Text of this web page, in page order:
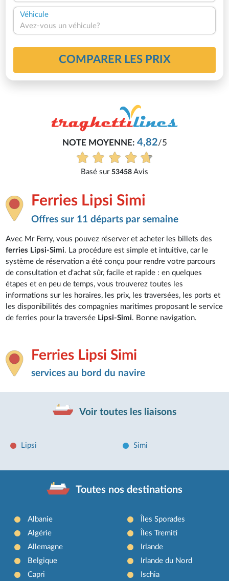
Véhicule
Avez-vous un véhicule?
COMPARER LES PRIX
NOTE MOYENNE:4,82/5
Basé sur 53458 Avis
Ferries Lipsi Simi
Offres sur 11 départs par semaine
Avec Mr Ferry, vous pouvez réserver et acheter les billets des
ferries Lipsi-Simi. La procédure est simple et intuitive, car le
système de réservation a été conçu pour rendre votre parcours
de consultation et d'achat sûr, facile et rapide : en quelques
étapes et en peu de temps, vous trouverez toutes les
informations sur les horaires, les prix, les traversées, les ports et
les disponibilités des compagnies maritimes proposant le service
de ferries pour la traversée Lipsi-Simi. Bonne navigation.
Ferries Lipsi Simi
services au bord du navire
Voir toutes les liaisons
Lipsi Simi
Toutes nos destinations
Albanie
Algérie
Allemagne
Belgique
Capri
Îles Sporades
Îles Tremiti
Irlande
Irlande du Nord
Ischia